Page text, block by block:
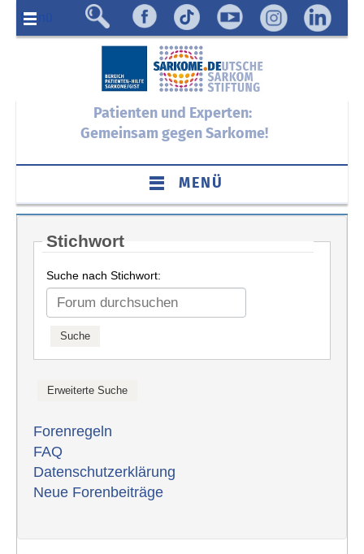
Menü
Patienten und Experten:
Gemeinsam gegen Sarkome!
MENÜ
Stichwort
Suche nach Stichwort:
Forenregeln
FAQ
Datenschutzerklärung
Neue Forenbeiträge